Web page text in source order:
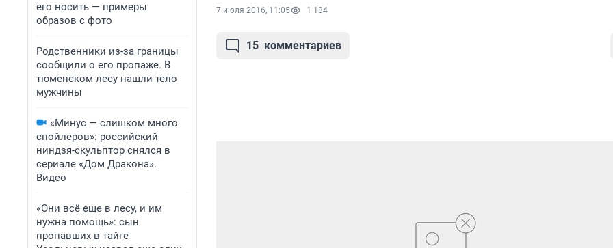
его носить — примеры
образов с фото
Родственники из-за границы
сообщили о его пропаже. В
тюменском лесу нашли тело
мужчины
«Минус — слишком много
спойлеров»: российский
ниндзя-скульптор снялся в
сериале «Дом Дракона».
Видео
«Они всё еще в лесу, и им
нужна помощь»: сын
пропавших в тайге
7 июля 2016, 11:05 1 184
15 комментариев